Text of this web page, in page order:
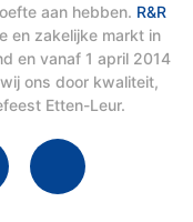
aan hebben. R&R
en zakelijke markt in
en vanaf 1 april 2014
ons door kwaliteit,
Etten-Leur.